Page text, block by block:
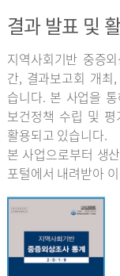
결과 발표 및
지역사회기반 중증
간, 결과보고회 개최
습니다. 본 사업을
보건정책 수립 및
활용되고 있습니다.
본 사업으로부터 생
포털에서 내려받아